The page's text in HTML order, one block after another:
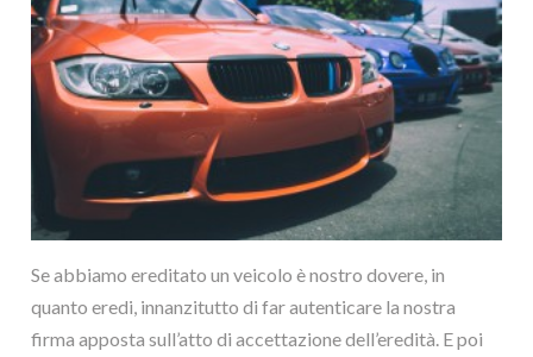
Se abbiamo ereditato un veicolo è nostro dovere, in
quanto eredi, innanzitutto di far autenticare la nostra
firma apposta sull’atto di accettazione dell’eredità. E poi